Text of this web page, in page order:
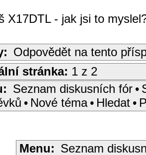
X17DTL - jak jsi to
Odpovědět na tento
stránka: 1 z 2
Seznam diskusních fór •
• Nové téma • Hledat •
Menu: Seznam